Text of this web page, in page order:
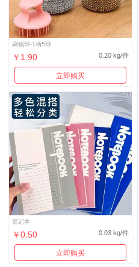
刷锅球-1柄5球
￥1.90 0.20 kg/件
立即购买
笔记本
￥0.50 0.03 kg/件
立即购买